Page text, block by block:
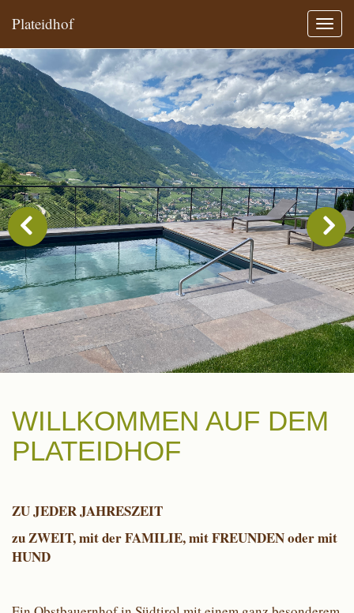
Plateidhof
WILLKOMMEN AUF DEM
PLATEIDHOF
ZU JEDER JAHRESZEIT
zu ZWEIT, mit der FAMILIE, mit FREUNDEN oder mit
HUND